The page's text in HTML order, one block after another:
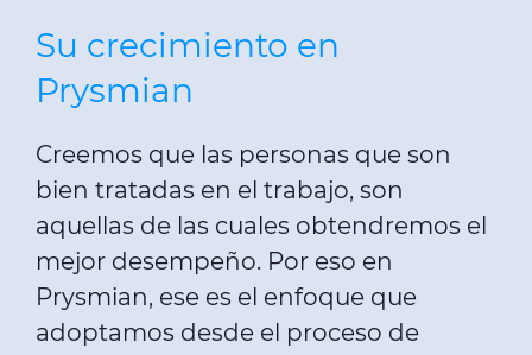
Su crecimiento en
Prysmian
Creemos que las personas que son
bien tratadas en el trabajo, son
aquellas de las cuales obtendremos el
mejor desempeño. Por eso en
Prysmian, ese es el enfoque que
adoptamos desde el proceso de